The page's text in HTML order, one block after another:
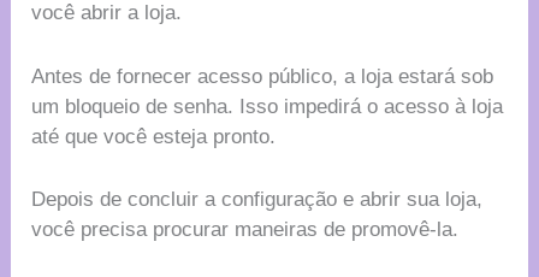
você abrir a loja.
Antes de fornecer acesso público, a loja estará sob
um bloqueio de senha. Isso impedirá o acesso à loja
até que você esteja pronto.
Depois de concluir a configuração e abrir sua loja,
você precisa procurar maneiras de promovê-la.